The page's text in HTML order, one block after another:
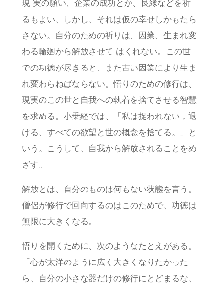
現 実の願い、企業の成功とか、良縁などを祈
るもよい、しかし、それは仮の幸せしかもたら
さない。自分のための祈りは、因業、生まれ変
わる輪廻から解放させて はくれない。この世
での功徳が尽きると、また古い因業により生ま
れ変わらねばならない。悟りのための修行は、
現実のこの世と自我への執着を捨てさせる智慧
を求める。小乗経では、「私は捉われない，退
ける、すべての欲望と世の概念を捨てる。」と
いう。こうして、自我から解放されることをめ
ざす。
解放とは、自分のものは何もない状態を言う。
僧侶が修行で回向するのはこのためで、功徳は
無限に大きくなる。
悟りを開くために、次のようなたとえがある。
「心が太洋のように広く大きくなりたかった
ら、自分の小さな器だけの修行にとどまるな、